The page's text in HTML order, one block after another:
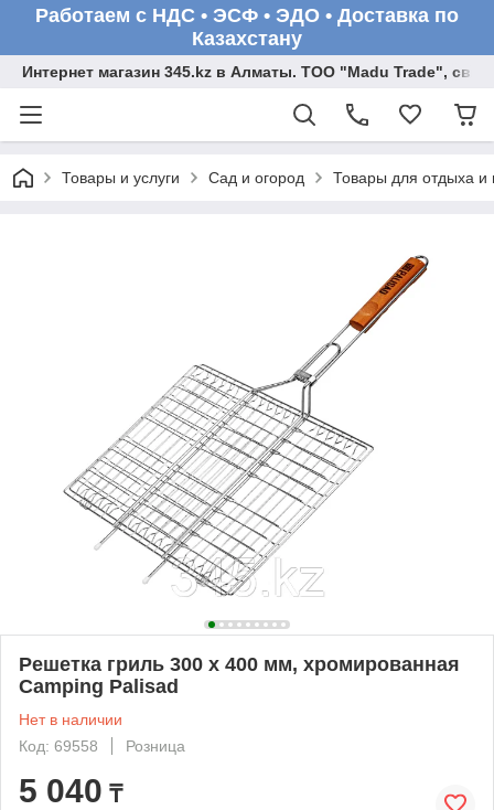
Работаем с НДС • ЭСФ • ЭДО • Доставка по
Казахстану
Интернет магазин 345.kz в Алматы. ТОО "Madu Trade",
Товары и услуги Сад и огород Товары для отдыха и
Решетка гриль 300 х 400 мм, хромированная
Camping Palisad
Нет в наличии
Код: 69558
Розница
5 040 ₸